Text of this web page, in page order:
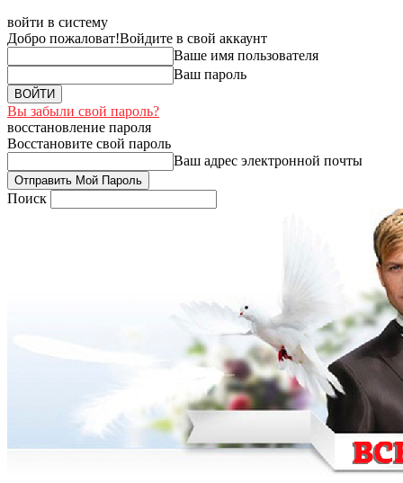
войти в систему
Добро пожаловат!Войдите в свой аккаунт
Ваше имя пользователя
Ваш пароль
Вы забыли свой пароль?
восстановление пароля
Восстановите свой пароль
Ваш адрес электронной почты
Поиск